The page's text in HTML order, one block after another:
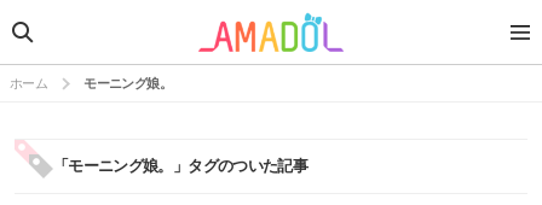
ホーム モーニング娘。
「モーニング娘。」タグのついた記事